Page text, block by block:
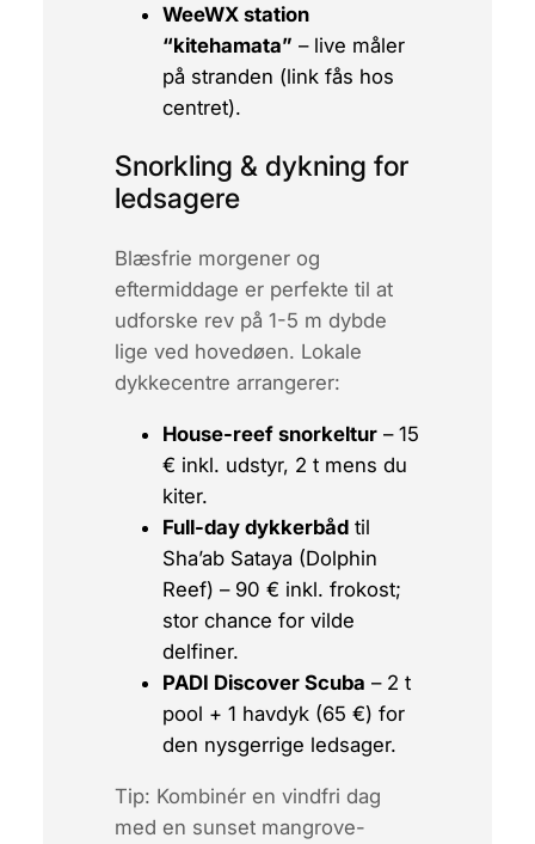
WeeWX station
“kitehamata” – live måler
på stranden (link fås hos
centret).
Snorkling & dykning for
ledsagere
Blæsfrie morgener og
eftermiddage er perfekte til at
udforske rev på 1-5 m dybde
lige ved hovedøen. Lokale
dykkecentre arrangerer:
House-reef snorkeltur– 15
€ inkl. udstyr, 2 t mens du
kiter.
Full-day dykkerbådtil
Sha’ab Sataya (Dolphin
Reef) – 90 € inkl. frokost;
stor chance for vilde
delfiner.
PADI Discover Scuba – 2 t
pool + 1 havdyk (65 €) for
den nysgerrige ledsager.
Tip: Kombinér en vindfri dag
med en sunset mangrove-